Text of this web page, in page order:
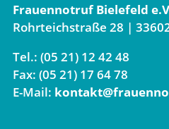
Frauennotruf Bielefeld
Rohrteichstraße 28 |
Tel.: (05 21) 12 42 48
Fax: (05 21) 17 64 78
E-Mail: